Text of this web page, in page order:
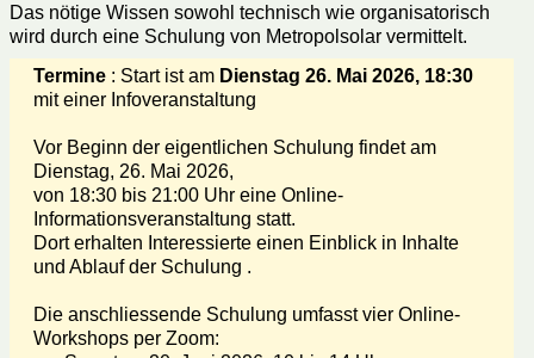
Das nötige Wissen sowohl technisch wie organisatorisch
wird durch eine Schulung von Metropolsolar vermittelt.
Termine : Start ist am Dienstag 26. Mai 2026, 18:30
mit einer Infoveranstaltung
Vor Beginn der eigentlichen Schulung findet am
Dienstag, 26. Mai 2026,
von 18:30 bis 21:00 Uhr eine Online-
Informationsveranstaltung statt.
Dort erhalten Interessierte einen Einblick in Inhalte
und Ablauf der Schulung .
Die anschliessende Schulung umfasst vier Online-
Workshops per Zoom: